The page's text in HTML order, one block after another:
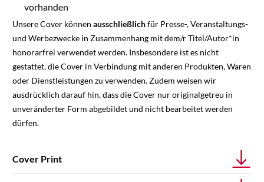
vorhanden
Unsere Cover können ausschließlichfür Presse-, Veranstaltungs-
und Werbezwecke in Zusammenhang mit dem/r Titel/Autor*in
honorarfrei verwendet werden. Insbesondere ist es nicht
gestattet, die Cover in Verbindung mit anderen Produkten, Waren
oder Dienstleistungen zu verwenden. Zudem weisen wir
ausdrücklich darauf hin, dass die Cover nur originalgetreu in
unveränderter Form abgebildet und nicht bearbeitet werden
dürfen.
Cover Print